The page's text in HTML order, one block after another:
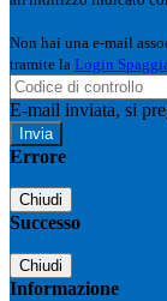
Non hai una e-mail
tramite la Login
E-mail inviata, si
Errore
Chiudi
Successo
Chiudi
Informazione